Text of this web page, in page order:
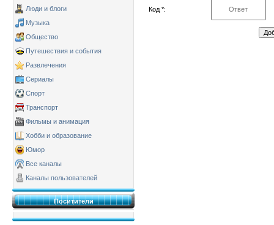
Люди и блоги
Музыка
Общество
Путешествия и события
Развлечения
Сериалы
Спорт
Транспорт
Фильмы и анимация
Хобби и образование
Юмор
Все каналы
Каналы пользователей
Поситители
Код *: